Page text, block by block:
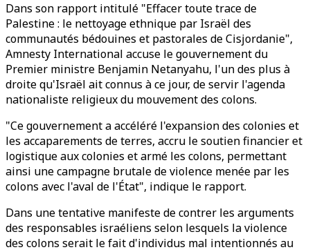
Dans son rapport intitulé "Effacer toute trace de
Palestine : le nettoyage ethnique par Israël des
communautés bédouines et pastorales de Cisjordanie",
Amnesty International accuse le gouvernement du
Premier ministre Benjamin Netanyahu, l'un des plus à
droite qu'Israël ait connus à ce jour, de servir l'agenda
nationaliste religieux du mouvement des colons.
"Ce gouvernement a accéléré l'expansion des colonies et
les accaparements de terres, accru le soutien financier et
logistique aux colonies et armé les colons, permettant
ainsi une campagne brutale de violence menée par les
colons avec l'aval de l'État", indique le rapport.
Dans une tentative manifeste de contrer les arguments
des responsables israéliens selon lesquels la violence
des colons serait le fait d'individus mal intentionnés au